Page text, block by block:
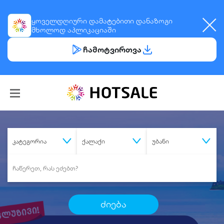
ყოველდღიური დამატებითი დანაზოგი
მხოლოდ აპლიკაციაში
ჩამოტვირთვა
კატეგორია ქალაქი უბანი
ძიება